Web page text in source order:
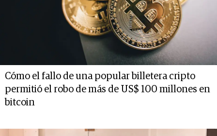
Cómo el fallo de una popular billetera cripto
permitió el robo de más de US$ 100 millones en
bitcoin